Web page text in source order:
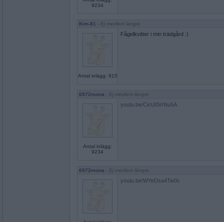
9234
Kim-81 - Ej medlem längre
Antal inlägg: 915
Fågelkvitter i min trädgård :)
6972mona - Ej medlem längre
Antal inlägg:
9234
youtu.be/CicU0VrNu5A
6972mona - Ej medlem längre
youtu.be/WYeDsa4Tw0c